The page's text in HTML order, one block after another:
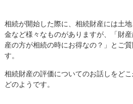
相続が開始した際に、相続財産には土
金など様々なものがありますが、「財
産の方が相続の時にお得なの？」とご
す。
相続財産の評価についてのお話しをど
どのようです。